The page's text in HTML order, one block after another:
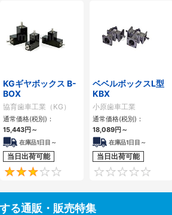
4
KGギヤボックス B-
BOX
協育歯車工業（KG）
通常価格(税別)：
15,443円～
在庫品1日目～
当日出荷可能
3
ベベルボックスL型
KBX
小原歯車工業
通常価格(税別)：
18,089円～
在庫品1日目～
当日出荷可能
る通販・販売特集